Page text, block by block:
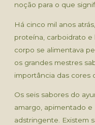
noção para o que
Há cinco mil anos
proteína, carboidrato e
corpo se alimentava
os grandes mestres
importância das cores
Os seis sabores do
amargo, apimentado e
adstringente. Existem